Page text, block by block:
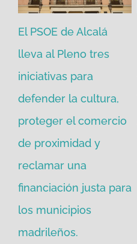
El PSOE de Alcalá
lleva al Pleno tres
iniciativas para
defender la cultura,
proteger el comercio
de proximidad y
reclamar una
financiación justa para
los municipios
madrileños.